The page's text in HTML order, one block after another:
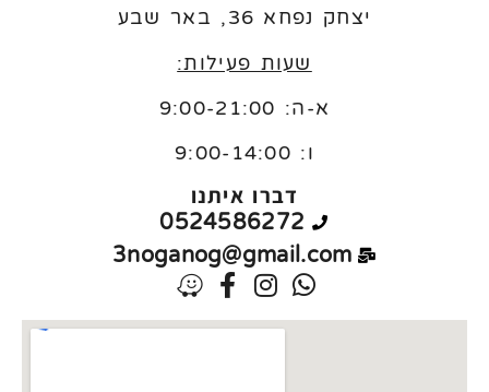
יצחק נפחא 36, באר שבע
שעות פעילות:
א-ה: 9:00-21:00
ו: 9:00-14:00
דברו איתנו
0524586272
3noganog@gmail.com